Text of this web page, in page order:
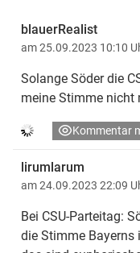
blauerRealist
am 25.09.2023 10:10
Solange Söder die
meine Stimme nicht
Kommentar
lirumlarum
am 24.09.2023 22:09
Bei CSU-Parteitag:
die Stimme Bayerns